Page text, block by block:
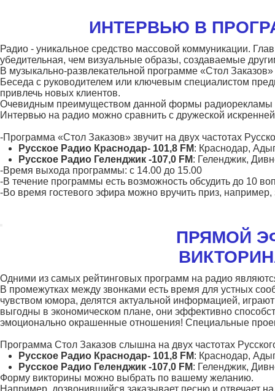
ИНТЕРВЬЮ В
Радио - уникальное средство массовой коммуникации.
убедительная, чем визуальные образы, создаваемые
В музыкально-развлекательной программе «Стол
Беседа с руководителем или ключевым специалистом
привлечь новых клиентов.
Очевидным преимуществом данной формы радиорекламы
Интервью на радио можно сравнить с дружеской
-Программа «Стол Заказов» звучит на двух частотах
Русское Радио Краснодар- 101,8 FM: Краснодар,
Русское Радио Геленджик -107,0 FM: Геленджик,
-Время выхода программы: с 14.00 до 15.00
-В течение программы есть возможность обсудить до 10
-Во время гостевого эфира можно вручить приз,
ПРЯМОЙ
Одними из самых рейтинговых программ на радио
В промежутках между звонками есть время для устных
чувством юмора, делятся актуальной информацией,
выгодны в экономическом плане, они эффективно
эмоционально окрашенные отношения! Специальные
Программа Стол Заказов слышна на двух частотах
Русское Радио Краснодар- 101,8 FM: Краснодар,
Русское Радио Геленджик -107,0 FM: Геленджик,
Форму викторины можно выбрать по вашему желанию.
Например, дозвонившийся заказывает песню и отвечает